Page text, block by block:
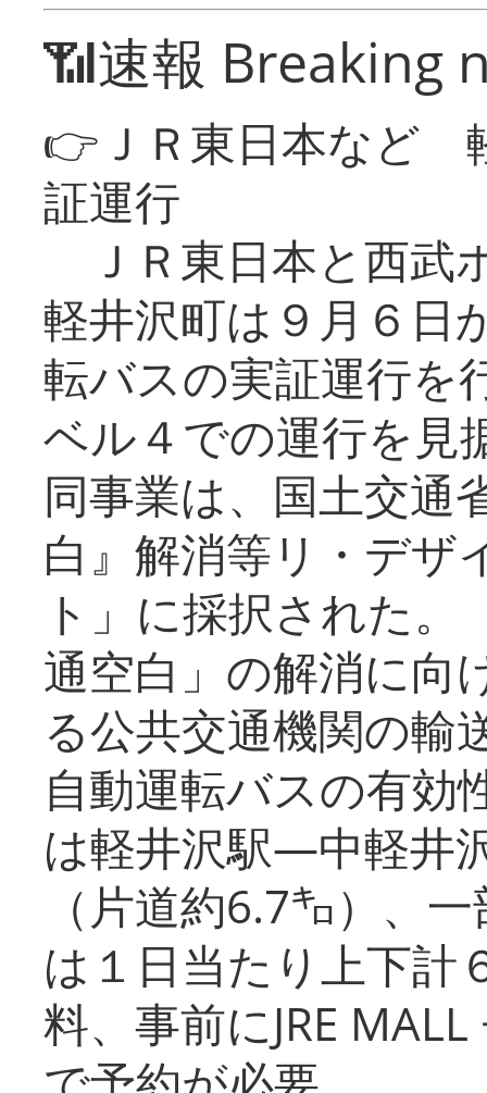
📶速報 Breaking
👉ＪＲ東日本など
証運行
ＪＲ東日本と西武
軽井沢町は９月６日
転バスの実証運行を
ベル４での運行を見
同事業は、国土交通
白』解消等リ・デザ
ト」に採択された
通空白」の解消に向
る公共交通機関の輸
自動運転バスの有効
は軽井沢駅―中軽井
（片道約6.7㌔）、
は１日当たり上下計
料、事前にJRE